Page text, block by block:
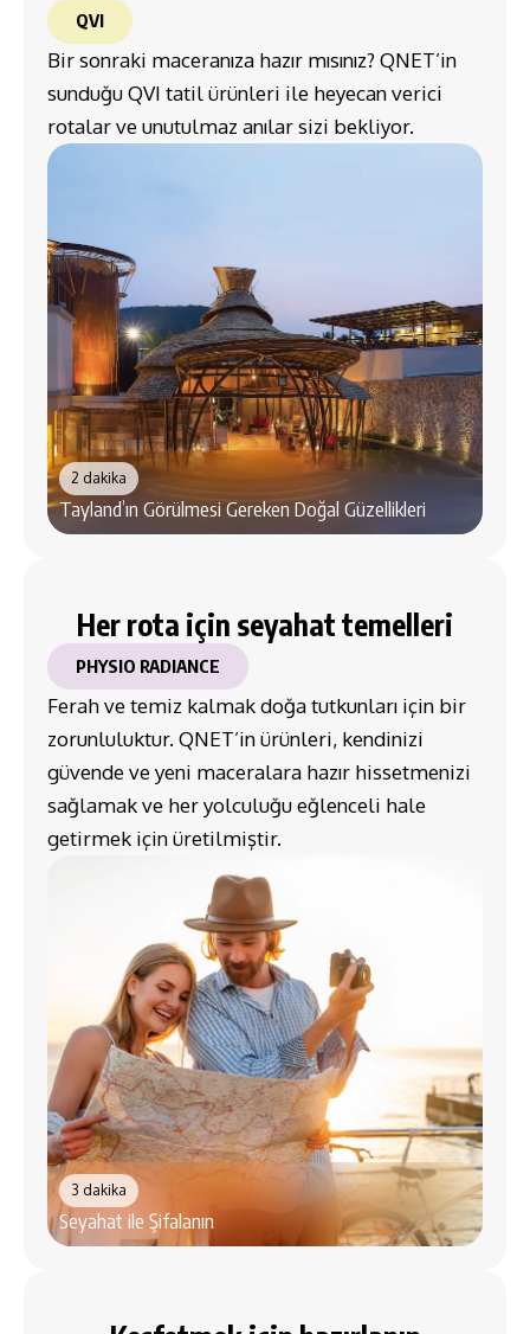
QVI
Bir sonraki maceranıza hazır mısınız? QNET’in
sunduğu QVI tatil ürünleri ile heyecan verici
rotalar ve unutulmaz anılar sizi bekliyor.
2 dakika
Tayland’ın Görülmesi Gereken Doğal Güzellikleri
3 dakika
Seyahat ile Şifalanın
Her rota için seyahat temelleri
PHYSIO RADIANCE
Ferah ve temiz kalmak doğa tutkunları için bir
zorunluluktur. QNET’in ürünleri, kendinizi
güvende ve yeni maceralara hazır hissetmenizi
sağlamak ve her yolculuğu eğlenceli hale
getirmek için üretilmiştir.